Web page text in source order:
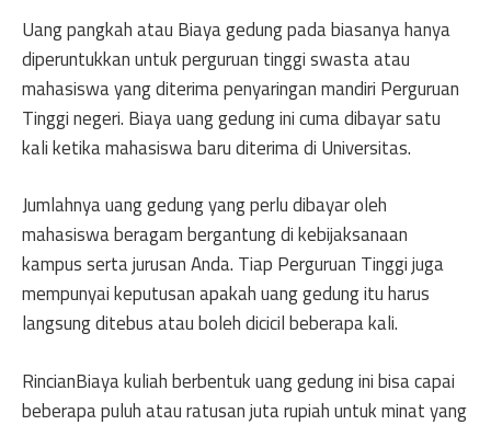
Uang pangkah atau Biaya gedung pada biasanya hanya
diperuntukkan untuk perguruan tinggi swasta atau
mahasiswa yang diterima penyaringan mandiri Perguruan
Tinggi negeri. Biaya uang gedung ini cuma dibayar satu
kali ketika mahasiswa baru diterima di Universitas.
Jumlahnya uang gedung yang perlu dibayar oleh
mahasiswa beragam bergantung di kebijaksanaan
kampus serta jurusan Anda. Tiap Perguruan Tinggi juga
mempunyai keputusan apakah uang gedung itu harus
langsung ditebus atau boleh dicicil beberapa kali.
RincianBiaya kuliah berbentuk uang gedung ini bisa capai
beberapa puluh atau ratusan juta rupiah untuk minat yang